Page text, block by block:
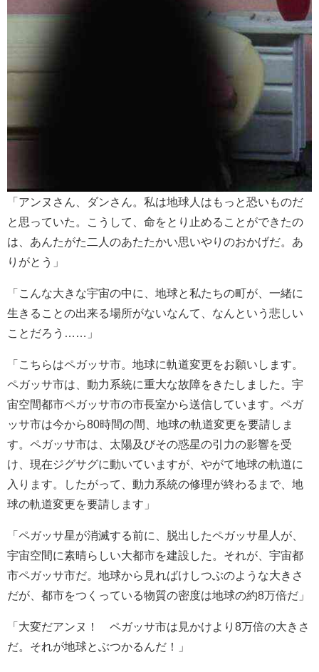
「アンヌさん、ダンさん。私は地球人はもっと恐いものだ
と思っていた。こうして、命をとり止めることができたの
は、あんたがた二人のあたたかい思いやりのおかげだ。あ
りがとう」
「こんな大きな宇宙の中に、地球と私たちの町が、一緒に
生きることの出来る場所がないなんて、なんという悲しい
ことだろう……」
「こちらはペガッサ市。地球に軌道変更をお願いします。
ペガッサ市は、動力系統に重大な故障をきたしました。宇
宙空間都市ペガッサ市の市長室から送信しています。ペガ
ッサ市は今から80時間の間、地球の軌道変更を要請しま
す。ペガッサ市は、太陽及びその惑星の引力の影響を受
け、現在ジグサグに動いていますが、やがて地球の軌道に
入ります。したがって、動力系統の修理が終わるまで、地
球の軌道変更を要請します」
「ペガッサ星が消滅する前に、脱出したペガッサ星人が、
宇宙空間に素晴らしい大都市を建設した。それが、宇宙都
市ペガッサ市だ。地球から見ればけしつぶのような大きさ
だが、都市をつくっている物質の密度は地球の約8万倍だ」
「大変だアンヌ！ ペガッサ市は見かけより8万倍の大きさ
だ。それが地球とぶつかるんだ！」